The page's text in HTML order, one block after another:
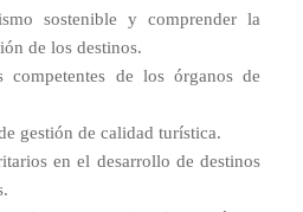
sostenible y comprender la
de los destinos.
competentes de los órganos de
gestión de calidad turística.
en el desarrollo de destinos